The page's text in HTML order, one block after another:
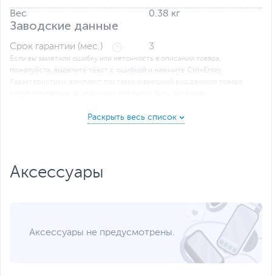
Вес 0.38 кг
Заводские данные
Срок гарантии (мес.) 3
Если вы заметили ошибку или неточность в описании товара,
пожалуйста, выделите текст с ошибкой и нажмите Ctrl+Enter.
Xарактеристики, комплект поставки и внешний вид данного товара
Аксессуары
Аксессуары не предусмотрены.